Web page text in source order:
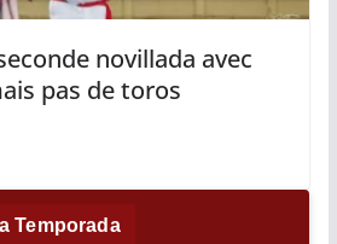
novillada avec
pas de toros
Temporada